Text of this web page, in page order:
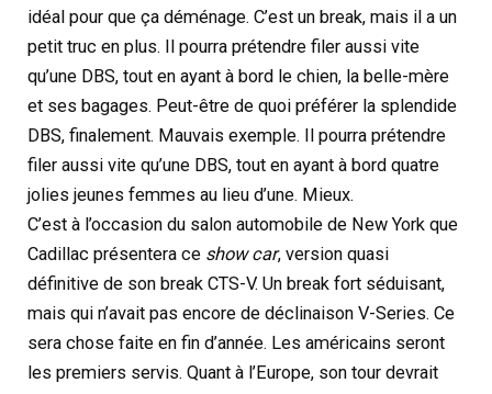
idéal pour que ça déménage. C’est un break, mais il a un
petit truc en plus. Il pourra prétendre filer aussi vite
qu’une DBS, tout en ayant à bord le chien, la belle-mère
et ses bagages. Peut-être de quoi préférer la splendide
DBS, finalement. Mauvais exemple. Il pourra prétendre
filer aussi vite qu’une DBS, tout en ayant à bord quatre
jolies jeunes femmes au lieu d’une. Mieux.
C’est à l’occasion du salon automobile de New York que
Cadillac présentera ce show car, version quasi
définitive de son break CTS-V. Un break fort séduisant,
mais qui n’avait pas encore de déclinaison V-Series. Ce
sera chose faite en fin d’année. Les américains seront
les premiers servis. Quant à l’Europe, son tour devrait